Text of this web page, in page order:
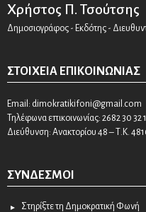
Χρήστος Π. Τσούτσης
Δημοσιογράφος - Εκδότης -
ΣΤΟΙΧΕΊΑ ΕΠΙΚΟΙΝΩΝΊΑΣ
Email: dimokratikifoni@gmail.com
Τηλέφωνα επικοινωνίας: 2682 30 32
Διεύθυνση: Ανακτορίου 48 – Τ.Κ.
ΣΎΝΔΕΣΜΟΙ
Στηρίξτε τη Δημοκρατική Φωνή